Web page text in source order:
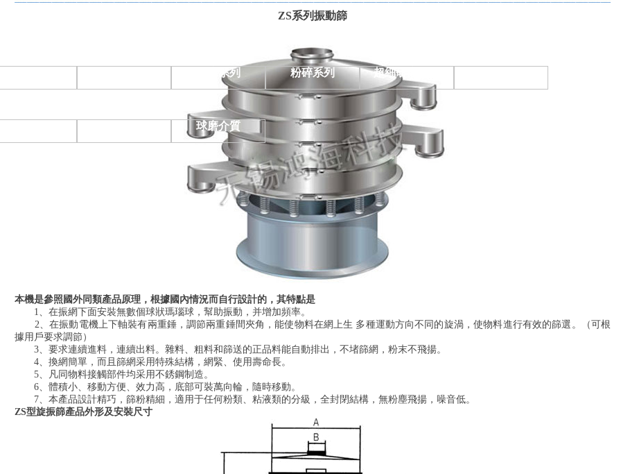
球磨系列 粉碎系列 超細研磨系列
球磨介質
ZS系列振動篩
本機是參照國外同類產品原理，根據國內情況而自行設計的，其特點是
1、在振網下面安裝無數個球狀瑪瑙球，幫助振動，并增加頻率。
2、在振動電機上下軸裝有兩重錘，調節兩重錘間夾角，能使物料在網上生 多種運動方向不同的旋渦，使物料進行有效的篩選。（可根
據用戶要求調節）
3、要求連續進料，連續出料。雜料、粗料和篩送的正品料能自動排出，不堵篩網，粉末不飛揚。
4、換網簡單，而且篩網采用特殊結構，網緊、使用壽命長。
5、凡同物料接觸部件均采用不銹鋼制造。
6、體積小、移動方便、效力高，底部可裝萬向輪，隨時移動。
7、本產品設計精巧，篩粉精細，適用于任何粉類、粘液類的分級，全封閉結構，無粉塵飛揚，噪音低。
ZS型旋振篩產品外形及安裝尺寸